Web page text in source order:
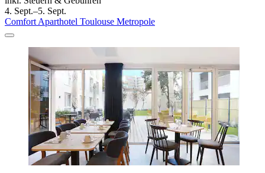
4. Sept.–5. Sept.
Comfort Aparthotel Toulouse Metropole